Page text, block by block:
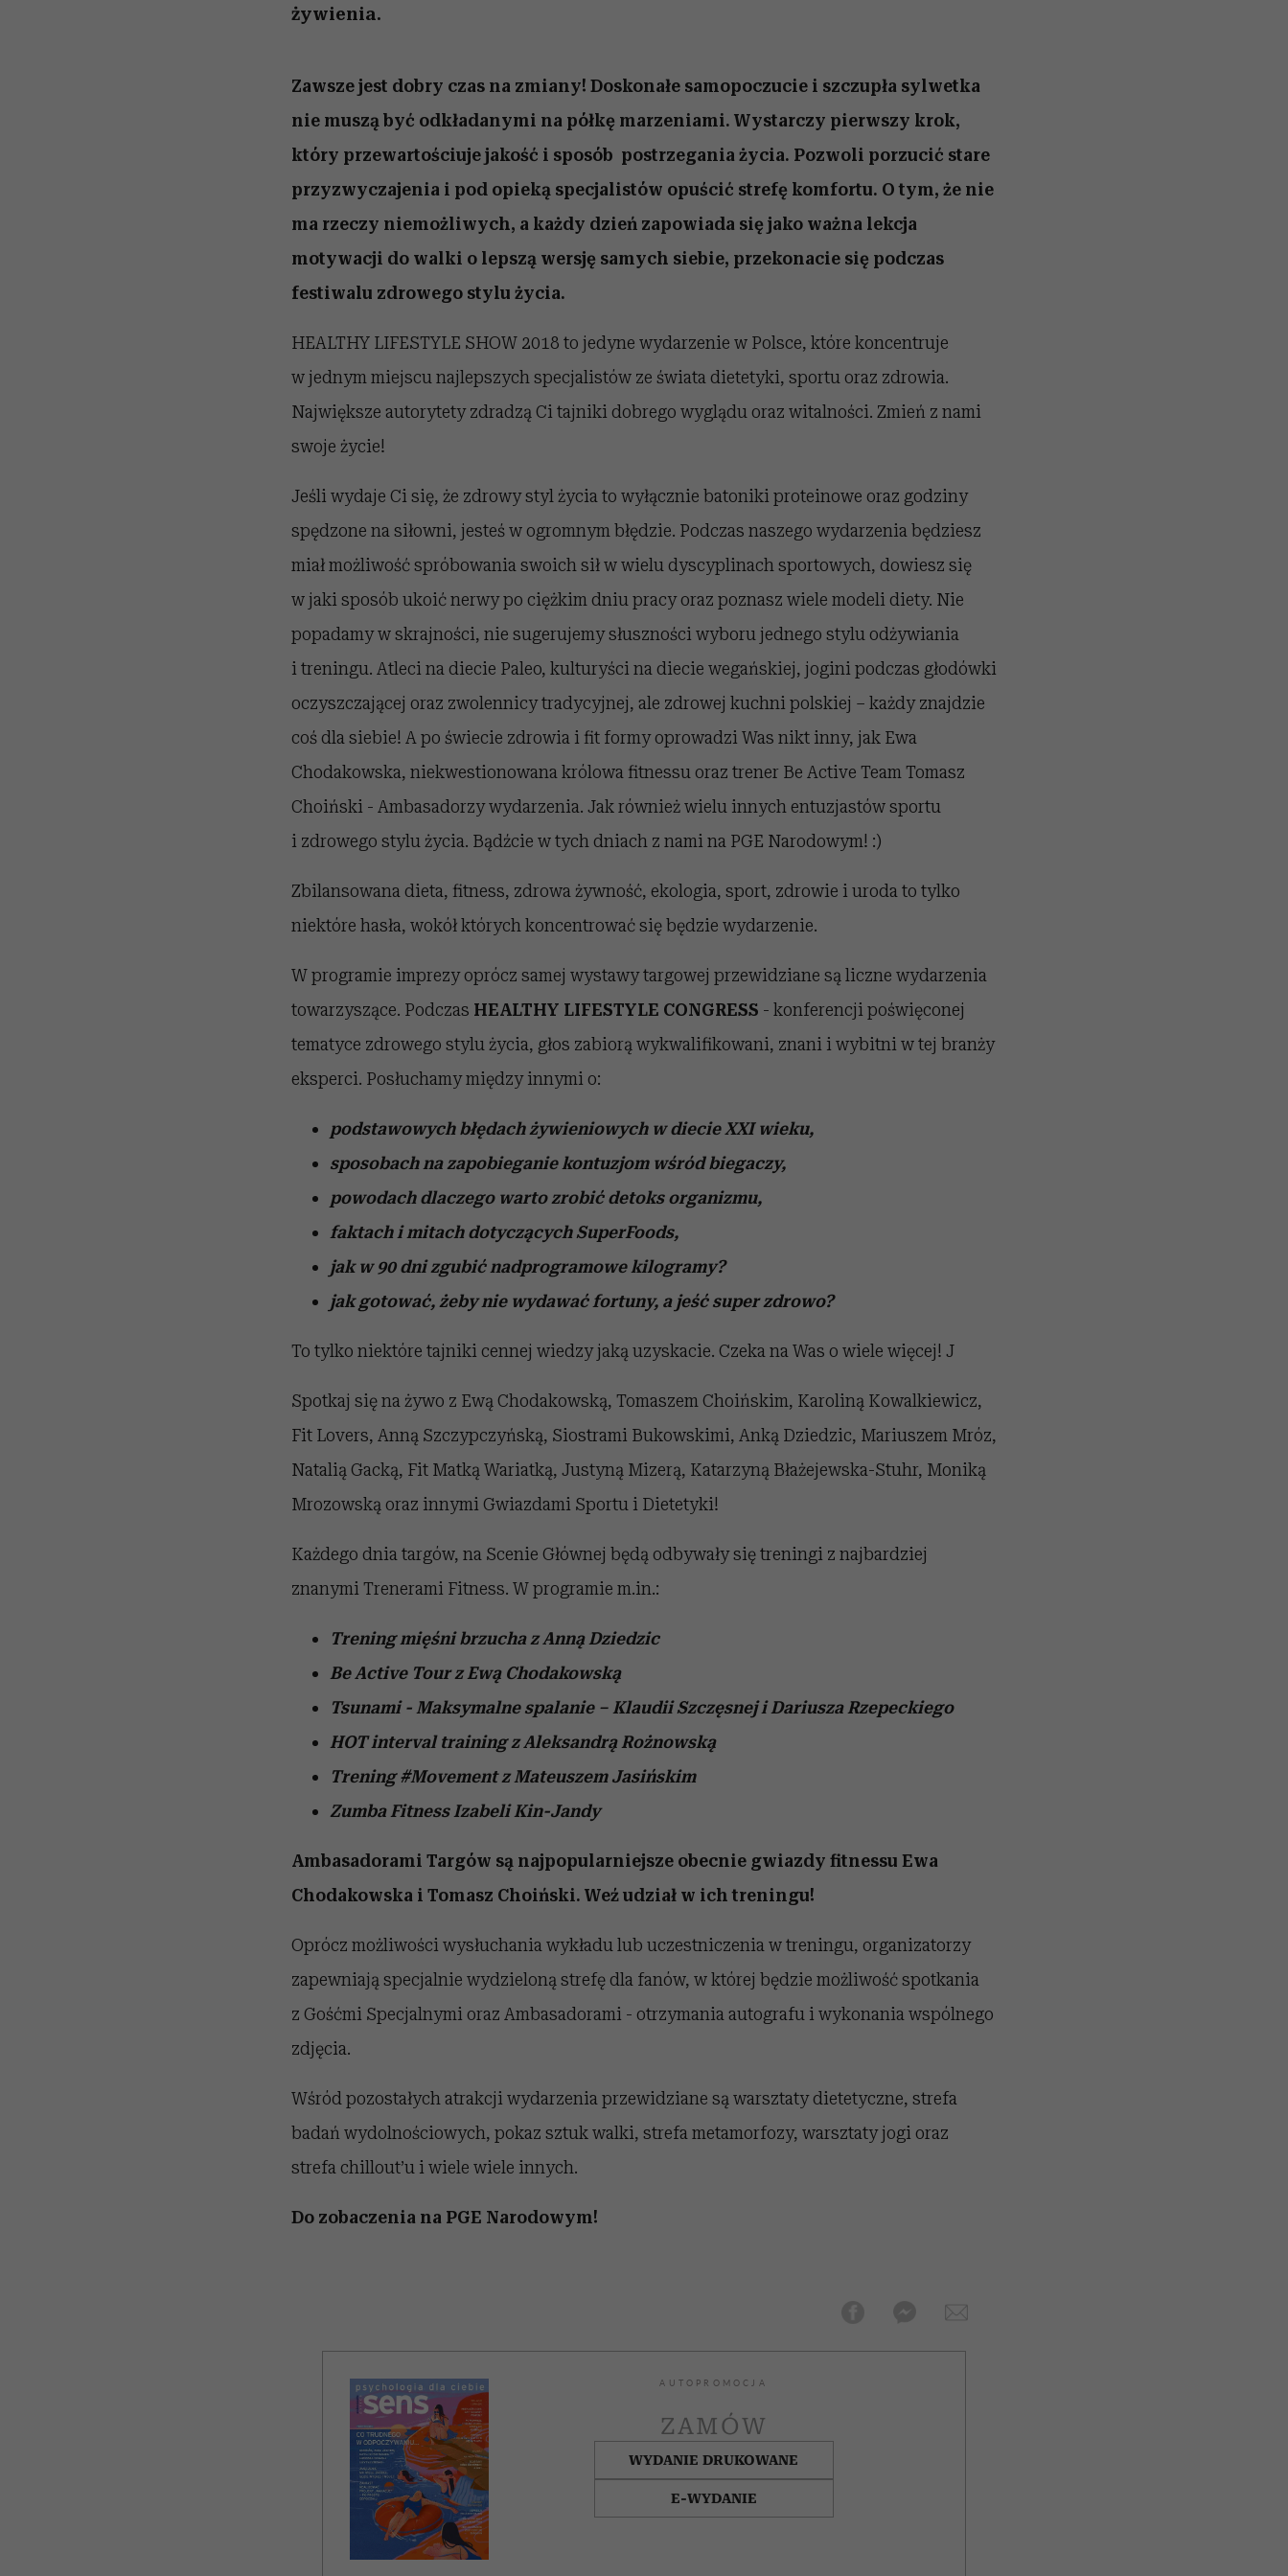
żywienia.
Zawsze jest dobry czas na zmiany! Doskonałe samopoczucie i szczupła sylwetka
nie muszą być odkładanymi na półkę marzeniami. Wystarczy pierwszy krok,
który przewartościuje jakość i sposób postrzegania życia. Pozwoli porzucić stare
przyzwyczajenia i pod opieką specjalistów opuścić strefę komfortu. O tym, że nie
ma rzeczy niemożliwych, a każdy dzień zapowiada się jako ważna lekcja
motywacji do walki o lepszą wersję samych siebie, przekonacie się podczas
festiwalu zdrowego stylu życia.
HEALTHY LIFESTYLE SHOW 2018 to jedyne wydarzenie w Polsce, które koncentruje
w jednym miejscu najlepszych specjalistów ze świata dietetyki, sportu oraz zdrowia.
Największe autorytety zdradzą Ci tajniki dobrego wyglądu oraz witalności. Zmień z nami
swoje życie!
Jeśli wydaje Ci się, że zdrowy styl życia to wyłącznie batoniki proteinowe oraz godziny
spędzone na siłowni, jesteś w ogromnym błędzie. Podczas naszego wydarzenia będziesz
miał możliwość spróbowania swoich sił w wielu dyscyplinach sportowych, dowiesz się
w jaki sposób ukoić nerwy po ciężkim dniu pracy oraz poznasz wiele modeli diety. Nie
popadamy w skrajności, nie sugerujemy słuszności wyboru jednego stylu odżywiania
i treningu. Atleci na diecie Paleo, kulturyści na diecie wegańskiej, jogini podczas głodówki
oczyszczającej oraz zwolennicy tradycyjnej, ale zdrowej kuchni polskiej – każdy znajdzie
coś dla siebie! A po świecie zdrowia i fit formy oprowadzi Was nikt inny, jak Ewa
Chodakowska, niekwestionowana królowa fitnessu oraz trener Be Active Team Tomasz
Choiński - Ambasadorzy wydarzenia. Jak również wielu innych entuzjastów sportu
i zdrowego stylu życia. Bądźcie w tych dniach z nami na PGE Narodowym! :)
Zbilansowana dieta, fitness, zdrowa żywność, ekologia, sport, zdrowie i uroda to tylko
niektóre hasła, wokół których koncentrować się będzie wydarzenie.
W programie imprezy oprócz samej wystawy targowej przewidziane są liczne wydarzenia
towarzyszące. Podczas HEALTHY LIFESTYLE CONGRESS - konferencji poświęconej
tematyce zdrowego stylu życia, głos zabiorą wykwalifikowani, znani i wybitni w tej branży
eksperci. Posłuchamy między innymi o:
podstawowych błędach żywieniowych w diecie XXI wieku,
sposobach na zapobieganie kontuzjom wśród biegaczy,
powodach dlaczego warto zrobić detoks organizmu,
faktach i mitach dotyczących SuperFoods,
jak w 90 dni zgubić nadprogramowe kilogramy?
jak gotować, żeby nie wydawać fortuny, a jeść super zdrowo?
To tylko niektóre tajniki cennej wiedzy jaką uzyskacie. Czeka na Was o wiele więcej! J
Spotkaj się na żywo z Ewą Chodakowską, Tomaszem Choińskim, Karoliną Kowalkiewicz,
Fit Lovers, Anną Szczypczyńską, Siostrami Bukowskimi, Anką Dziedzic, Mariuszem Mróz,
Natalią Gacką, Fit Matką Wariatką, Justyną Mizerą, Katarzyną Błażejewska-Stuhr, Moniką
Mrozowską oraz innymi Gwiazdami Sportu i Dietetyki!
Każdego dnia targów, na Scenie Głównej będą odbywały się treningi z najbardziej
znanymi Trenerami Fitness. W programie m.in.:
Trening mięśni brzucha z Anną Dziedzic
Be Active Tour z Ewą Chodakowską
Tsunami - Maksymalne spalanie – Klaudii Szczęsnej i Dariusza Rzepeckiego
HOT interval training z Aleksandrą Rożnowską
Trening #Movement z Mateuszem Jasińskim
Zumba Fitness Izabeli Kin-Jandy
Ambasadorami Targów są najpopularniejsze obecnie gwiazdy fitnessu Ewa
Chodakowska i Tomasz Choiński. Weź udział w ich treningu!
Oprócz możliwości wysłuchania wykładu lub uczestniczenia w treningu, organizatorzy
zapewniają specjalnie wydzieloną strefę dla fanów, w której będzie możliwość spotkania
z Gośćmi Specjalnymi oraz Ambasadorami - otrzymania autografu i wykonania wspólnego
zdjęcia.
Wśród pozostałych atrakcji wydarzenia przewidziane są warsztaty dietetyczne, strefa
badań wydolnościowych, pokaz sztuk walki, strefa metamorfozy, warsztaty jogi oraz
strefa chillout’u i wiele wiele innych.
Do zobaczenia na PGE Narodowym!
AUTOPROMOCJA
ZAMÓW
WYDANIE DRUKOWANE
E-WYDANIE